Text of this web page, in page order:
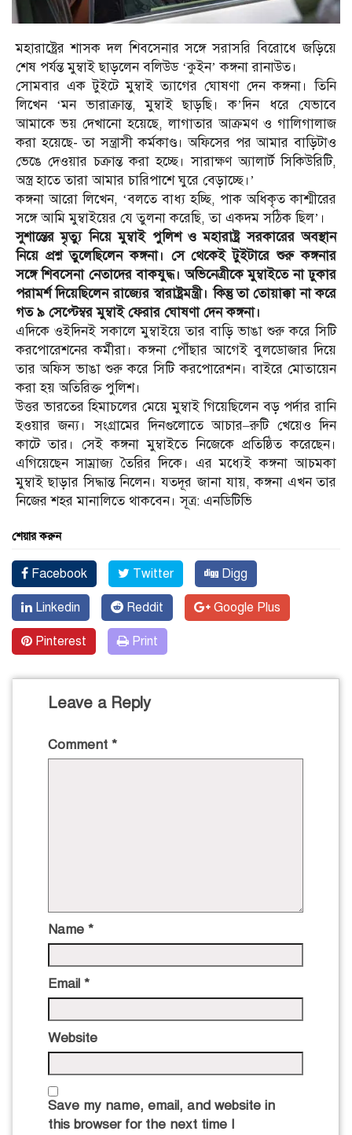
মহারাষ্ট্রের শাসক দল শিবসেনার সঙ্গে সরাসরি বিরোধে জড়িয়ে
শেষ পর্যন্ত মুম্বাই ছাড়লেন বলিউড ‘কুইন’ কঙ্গনা রানাউত।
সোমবার এক টুইটে মুম্বাই ত্যাগের ঘোষণা দেন কঙ্গনা। তিনি
লিখেন ‘মন ভারাক্রান্ত, মুম্বাই ছাড়ছি। ক’দিন ধরে যেভাবে
আমাকে ভয় দেখানো হয়েছে, লাগাতার আক্রমণ ও গালিগালাজ
করা হয়েছে- তা সন্ত্রাসী কর্মকাণ্ড। অফিসের পর আমার বাড়িটাও
ভেঙে দেওয়ার চক্রান্ত করা হচ্ছে। সারাক্ষণ অ্যালার্ট সিকিউরিটি,
অস্ত্র হাতে তারা আমার চারিপাশে ঘুরে বেড়াচ্ছে।’
কঙ্গনা আরো লিখেন, ‘বলতে বাধ্য হচ্ছি, পাক অধিকৃত কাশ্মীরের
সঙ্গে আমি মুম্বাইয়ের যে তুলনা করেছি, তা একদম সঠিক ছিল’।
সুশান্তের মৃত্যু নিয়ে মুম্বাই পুলিশ ও মহারাষ্ট্র সরকারের অবস্থান
নিয়ে প্রশ্ন তুলেছিলেন কঙ্গনা। সে থেকেই টুইটারে শুরু কঙ্গনার
সঙ্গে শিবসেনা নেতাদের বাকযুদ্ধ। অভিনেত্রীকে মুম্বাইতে না ঢুকার
পরামর্শ দিয়েছিলেন রাজ্যের স্বারাষ্ট্রমন্ত্রী। কিন্তু তা তোয়াক্কা না করে
গত ৯ সেপ্টেম্বর মুম্বাই ফেরার ঘোষণা দেন কঙ্গনা।
এদিকে ওইদিনই সকালে মুম্বাইয়ে তার বাড়ি ভাঙা শুরু করে সিটি
করপোরেশনের কর্মীরা। কঙ্গনা পৌঁছার আগেই বুলডোজার দিয়ে
তার অফিস ভাঙা শুরু করে সিটি করপোরেশন। বাইরে মোতায়েন
করা হয় অতিরিক্ত পুলিশ।
উত্তর ভারতের হিমাচলের মেয়ে মুম্বাই গিয়েছিলেন বড় পর্দার রানি
হওয়ার জন্য। সংগ্রামের দিনগুলোতে আচার–রুটি খেয়েও দিন
কাটে তার। সেই কঙ্গনা মুম্বাইতে নিজেকে প্রতিষ্ঠিত করেছেন।
এগিয়েছেন সাম্রাজ্য তৈরির দিকে। এর মধ্যেই কঙ্গনা আচমকা
মুম্বাই ছাড়ার সিদ্ধান্ত নিলেন। যতদূর জানা যায়, কঙ্গনা এখন তার
নিজের শহর মানালিতে থাকবেন। সূত্র: এনডিটিভি
শেয়ার করুন
Facebook Twitter Digg
Linkedin Reddit Google Plus
Pinterest Print
Leave a Reply
Comment *
Name *
Email *
Website
Save my name, email, and website in
this browser for the next time I